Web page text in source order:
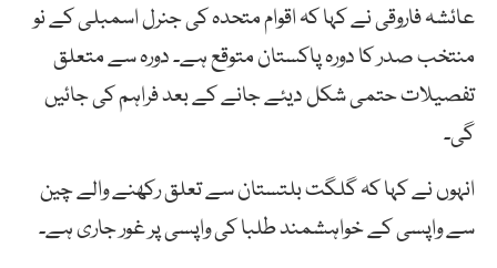
عائشہ فاروقی نے کہا کہ اقوام متحدہ کی جنرل اسمبلی کے نو
منتخب صدر کا دورہ پاکستان متوقع ہے۔ دورہ سے متعلق
تفصیلات حتمی شکل دیئے جانے کے بعد فراہم کی جائیں
گی۔
انہوں نے کہا کہ گلگت بلتستان سے تعلق رکھنے والے چین
سے واپسی کے خواہشمند طلبا کی واپسی پر غور جاری ہے۔